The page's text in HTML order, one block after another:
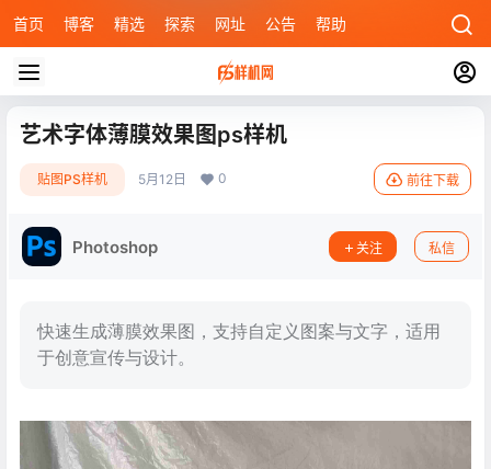
首页 博客 精选 探索 网址 公告 帮助
艺术字体薄膜效果图ps样机
贴图PS样机 5月12日 0 前往下载
Photoshop 关注 私信
快速生成薄膜效果图，支持自定义图案与文字，适用
于创意宣传与设计。